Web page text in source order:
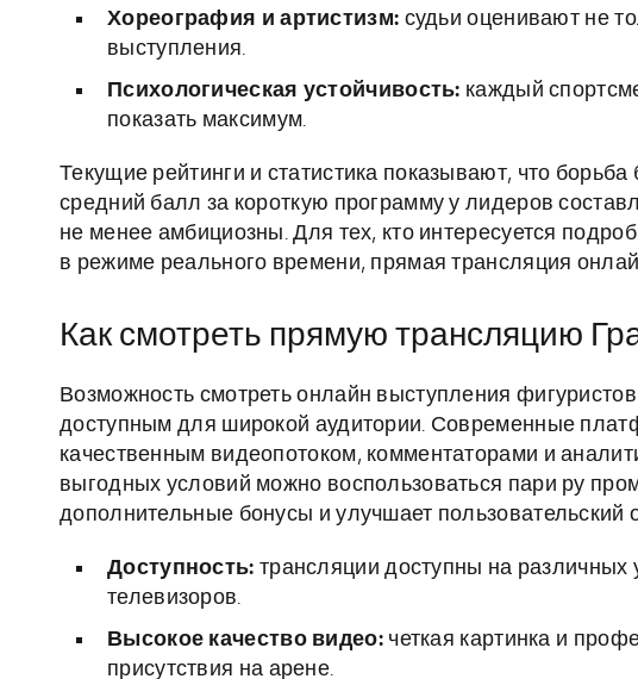
Хореография и артистизм: судьи оценивают не
выступления.
Психологическая устойчивость: каждый
показать максимум.
Текущие рейтинги и статистика показывают, что
средний балл за короткую программу у лидеров
не менее амбициозны. Для тех, кто интересуется
в режиме реального времени, прямая трансляция
Как смотреть прямую трансляцию
Возможность смотреть онлайн выступления
доступным для широкой аудитории. Современные
качественным видеопотоком, комментаторами и
выгодных условий можно воспользоваться пари ру
дополнительные бонусы и улучшает пользовательский
Доступность: трансляции доступны на различных
телевизоров.
Высокое качество видео:четкая картинка и
присутствия на арене.